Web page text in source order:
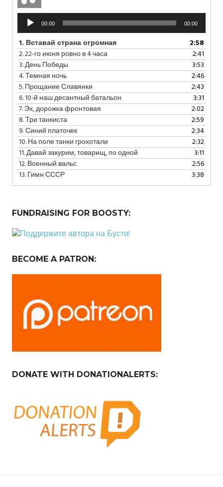
Аудиоплеер
00:00 00:00
1. Вставай страна огромная
2:58
2.22-го июня ровно в 4 часа
2:41
3.День Победы
3:53
4.Темная ночь
2:46
5.Прощание Славянки
2:43
6.10-й наш десантный батальон
3:31
7.Эх, дорожка фронтовая
2:02
8.Три танкиста
2:59
9.Синий платочек
2:34
10.На поле танки грохотали
2:32
11.Давай закурим, товарищ, по одной
3:11
12.Военный вальс
2:56
13.Гимн СССР 3:38
FUNDRAISING FOR BOOSTY:
BECOME A PATRON:
DONATE WITH DONATIONALERTS: